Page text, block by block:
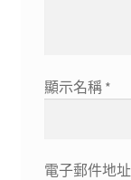
顯示名稱 *
電子郵件地址